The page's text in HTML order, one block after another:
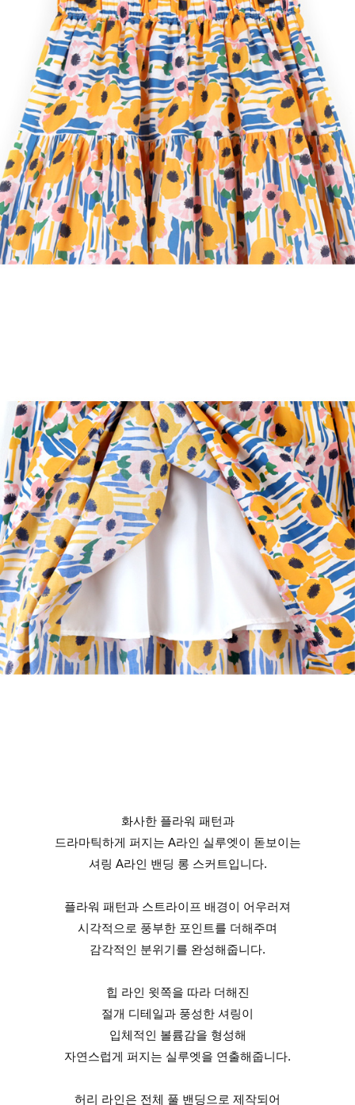
화사한 플라워 패턴과
드라마틱하게 퍼지는 A라인 실루엣이 돋보이는
셔링 A라인 밴딩 롱 스커트입니다.
플라워 패턴과 스트라이프 배경이 어우러져
시각적으로 풍부한 포인트를 더해주며
감각적인 분위기를 완성해줍니다.
힙 라인 윗쪽을 따라 더해진
절개 디테일과 풍성한 셔링이
입체적인 볼륨감을 형성해
자연스럽게 퍼지는 실루엣을 연출해줍니다.
허리 라인은 전체 풀 밴딩으로 제작되어